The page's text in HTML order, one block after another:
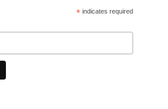
*indicates required